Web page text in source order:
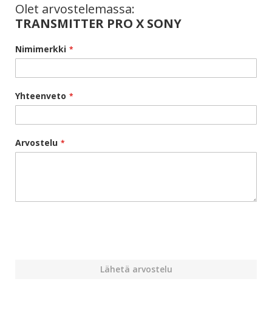
Olet arvostelemassa:
TRANSMITTER PRO X SONY
Nimimerkki
Yhteenveto
Arvostelu
Lähetä arvostelu